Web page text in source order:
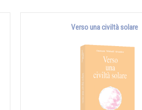
Verso una civiltà solare